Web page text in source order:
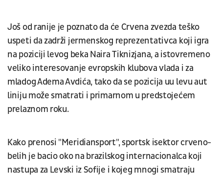
Još od ranije je poznato da će Crvena zvezda teško
uspeti da zadrži jermenskog reprezentativca koji igra
na poziciji levog beka Naira Tiknizjana, a istovremeno
veliko interesovanje evropskih klubova vlada i za
mladog Adema Avdića, tako da se pozicija uu levu aut
liniju može smatrati i primarnom u predstojećem
prelaznom roku.
Kako prenosi "Meridiansport", sportsk isektor crveno-
belih je bacio oko na brazilskog internacionalca koji
nastupa za Levski iz Sofije i kojeg mnogi smatraju